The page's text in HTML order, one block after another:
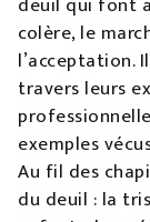
colère, le
l’acceptation.
travers leurs
exemples
Au fil des
du deuil : la